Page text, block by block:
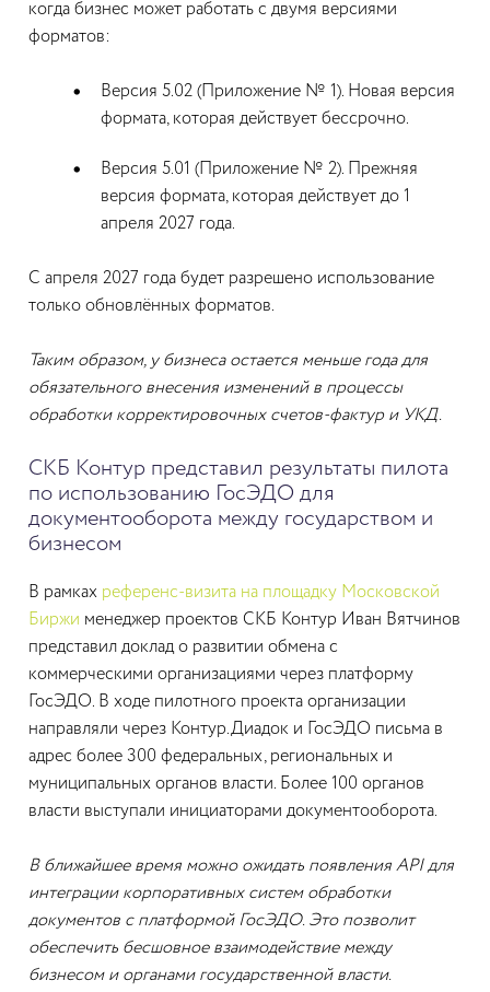
когда бизнес может работать с двумя версиями
форматов:
Версия 5.02 (Приложение № 1). Новая версия
формата, которая действует бессрочно.
Версия 5.01 (Приложение № 2). Прежняя
версия формата, которая действует до 1
апреля 2027 года.
С апреля 2027 года будет разрешено использование
только обновлённых форматов.
Таким образом, у бизнеса остается меньше года для
обязательного внесения изменений в процессы
обработки корректировочных счетов-фактур и УКД.
СКБ Контур представил результаты пилота
по использованию ГосЭДО для
документооборота между государством и
бизнесом
В рамках референс-визита на площадку Московской
Биржи менеджер проектов СКБ Контур Иван Вятчинов
представил доклад о развитии обмена с
коммерческими организациями через платформу
ГосЭДО. В ходе пилотного проекта организации
направляли через Контур.Диадок и ГосЭДО письма в
адрес более 300 федеральных, региональных и
муниципальных органов власти. Более 100 органов
власти выступали инициаторами документооборота.
В ближайшее время можно ожидать появления API для
интеграции корпоративных систем обработки
документов с платформой ГосЭДО. Это позволит
обеспечить бесшовное взаимодействие между
бизнесом и органами государственной власти.